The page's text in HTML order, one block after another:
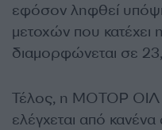
εφόσον ληφθεί
μετοχών που κατέχει
διαμορφώνεται σε
Τέλος, η ΜΟΤΟΡ
ελέγχεται από